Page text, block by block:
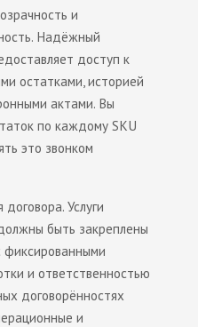
и
Надёжный
доступ к
остатками, историей
актами. Вы
по каждому SKU
это звонком
Услуги
быть закреплены
фиксированными
и ответственностью
договорённостях
и